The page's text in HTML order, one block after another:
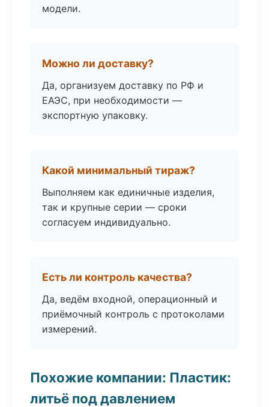
модели.
Можно ли доставку?
Да, организуем доставку по РФ и
ЕАЭС, при необходимости —
экспортную упаковку.
Какой минимальный тираж?
Выполняем как единичные изделия,
так и крупные серии — сроки
согласуем индивидуально.
Есть ли контроль качества?
Да, ведём входной, операционный и
приёмочный контроль с протоколами
измерений.
Похожие компании: Пластик:
литьё под давлением